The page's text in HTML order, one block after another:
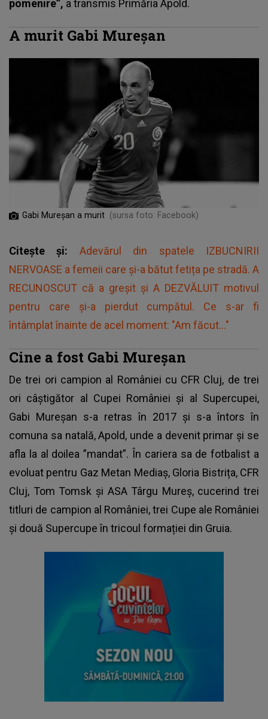
pomenire”, a transmis Primăria Apold.
A murit Gabi Mureșan
Gabi Mureșan a murit (sursa foto: Facebook)
Citește și: Adevărul din spatele IZBUCNIRII
NERVOASE a femeii care și-a bătut fetița pe stradă. A
RECUNOSCUT că a greșit și A DEZVĂLUIT motivul
pentru care și-a pierdut cumpătul. Ce s-ar fi
întâmplat înainte de acel moment: "Am făcut..."
Cine a fost Gabi Mureșan
De trei ori campion al României cu CFR Cluj, de trei
ori câștigător al Cupei României și al Supercupei,
Gabi Mureșan s-a retras în 2017 și s-a întors în
comuna sa natală, Apold, unde a devenit primar și se
afla la al doilea ”mandat”. În cariera sa de fotbalist a
evoluat pentru Gaz Metan Mediaș, Gloria Bistrița, CFR
Cluj, Tom Tomsk și ASA Târgu Mureș, cucerind trei
titluri de campion al României, trei Cupe ale României
și două Supercupe în tricoul formației din Gruia.